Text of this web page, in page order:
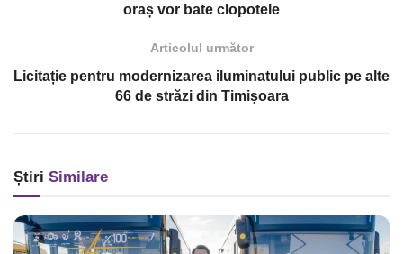
oraș vor bate clopotele
Articolul următor
Licitație pentru modernizarea iluminatului public pe alte
66 de străzi din Timișoara
Știri Similare